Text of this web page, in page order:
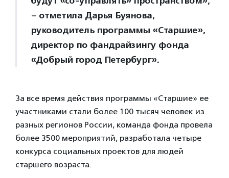
– отметила Дарья Буянова,
руководитель программы «Старшие»,
директор по фандрайзингу фонда
«Добрый город Петербург».
За все время действия программы «Старшие» ее
участниками стали более 100 тысяч человек из
разных регионов России, команда фонда провела
более 3500 мероприятий, разработала четыре
конкурса социальных проектов для людей
старшего возраста.